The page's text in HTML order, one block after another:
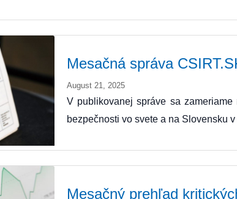
Mesačná správa
August 21, 2025
V publikovanej správe sa
bezpečnosti vo svete a na Slovensku
Mesačný prehľad